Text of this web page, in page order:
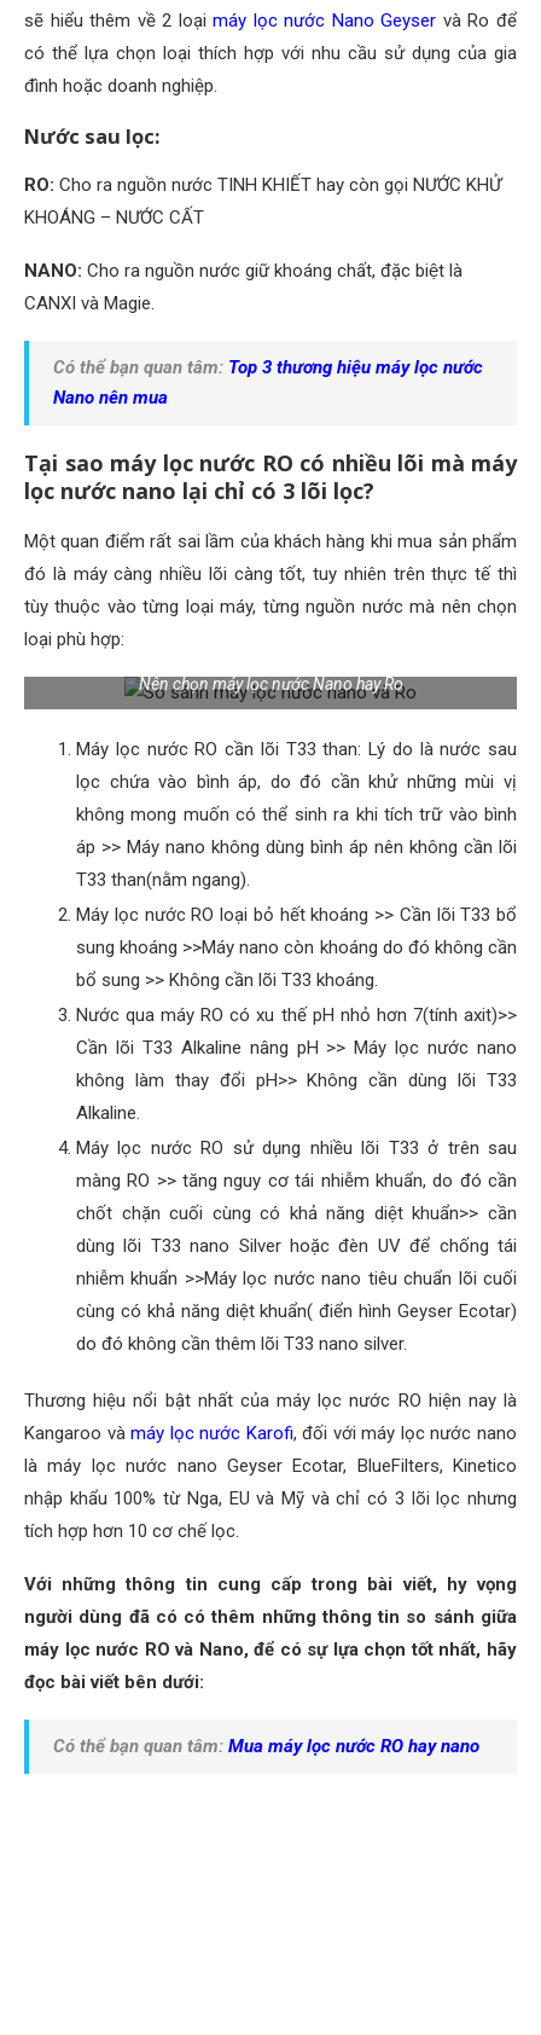
sẽ hiểu thêm về 2 loạimáy lọc nước Nano Geyser và Ro để
có thể lựa chọn loại thích hợp với nhu cầu sử dụng của gia
đình hoặc doanh nghiệp.
Nước sau lọc:
RO: Cho ra nguồn nước TINH KHIẾT hay còn gọi NƯỚC KHỬ
KHOÁNG – NƯỚC CẤT
NANO: Cho ra nguồn nước giữ khoáng chất, đặc biệt là
CANXI và Magie.
Có thể bạn quan tâm: Top 3 thương hiệu máy lọc nước
Nano nên mua
Tại sao máy lọc nước RO có nhiều lõi mà máy
lọc nước nano lại chỉ có 3 lõi lọc?
Một quan điểm rất sai lầm của khách hàng khi mua sản phẩm
đó là máy càng nhiều lõi càng tốt, tuy nhiên trên thực tế thì
tùy thuộc vào từng loại máy, từng nguồn nước mà nên chọn
loại phù hợp:
Nên chọn máy lọc nước Nano hay Ro
Máy lọc nước RO cần lõi T33 than: Lý do là nước sau
lọc chứa vào bình áp, do đó cần khử những mùi vị
không mong muốn có thể sinh ra khi tích trữ vào bình
áp >> Máy nano không dùng bình áp nên không cần lõi
T33 than(nằm ngang).
Máy lọc nước RO loại bỏ hết khoáng >> Cần lõi T33 bổ
sung khoáng >>Máy nano còn khoáng do đó không cần
bổ sung >> Không cần lõi T33 khoáng.
Nước qua máy RO có xu thế pH nhỏ hơn 7(tính axit)>>
Cần lõi T33 Alkaline nâng pH >> Máy lọc nước nano
không làm thay đổi pH>> Không cần dùng lõi T33
Alkaline.
Máy lọc nước RO sử dụng nhiều lõi T33 ở trên sau
màng RO >> tăng nguy cơ tái nhiễm khuẩn, do đó cần
chốt chặn cuối cùng có khả năng diệt khuẩn>> cần
dùng lõi T33 nano Silver hoặc đèn UV để chống tái
nhiễm khuẩn >>Máy lọc nước nano tiêu chuẩn lõi cuối
cùng có khả năng diệt khuẩn( điển hình Geyser Ecotar)
do đó không cần thêm lõi T33 nano silver.
Thương hiệu nổi bật nhất của máy lọc nước RO hiện nay là
Kangaroo vàmáy lọc nước Karofi, đối với máy lọc nước nano
là máy lọc nước nano Geyser Ecotar, BlueFilters, Kinetico
nhập khẩu 100% từ Nga, EU và Mỹ và chỉ có 3 lõi lọc nhưng
tích hợp hơn 10 cơ chế lọc.
Với những thông tin cung cấp trong bài viết, hy vọng
người dùng đã có có thêm những thông tin so sánh giữa
máy lọc nước RO và Nano, để có sự lựa chọn tốt nhất, hãy
đọc bài viết bên dưới:
Có thể bạn quan tâm: Mua máy lọc nước RO hay nano